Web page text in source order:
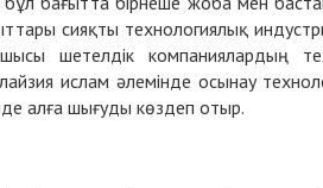
сияқты технологиялық
шетелдік компаниялардың
ислам әлемінде осынау
алға шығуды көздеп отыр.